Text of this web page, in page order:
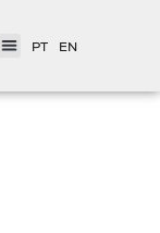
PT EN